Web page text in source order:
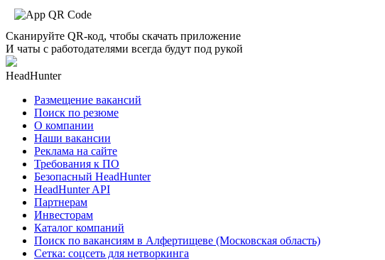
Сканируйте QR-код, чтобы скачать приложение
И чаты с работодателями всегда будут под рукой
HeadHunter
Размещение вакансий
Поиск по резюме
О компании
Наши вакансии
Реклама на сайте
Требования к ПО
Безопасный HeadHunter
HeadHunter API
Партнерам
Инвесторам
Каталог компаний
Поиск по вакансиям в Алфертищеве (Московская область)
Сетка: соцсеть для нетворкинга